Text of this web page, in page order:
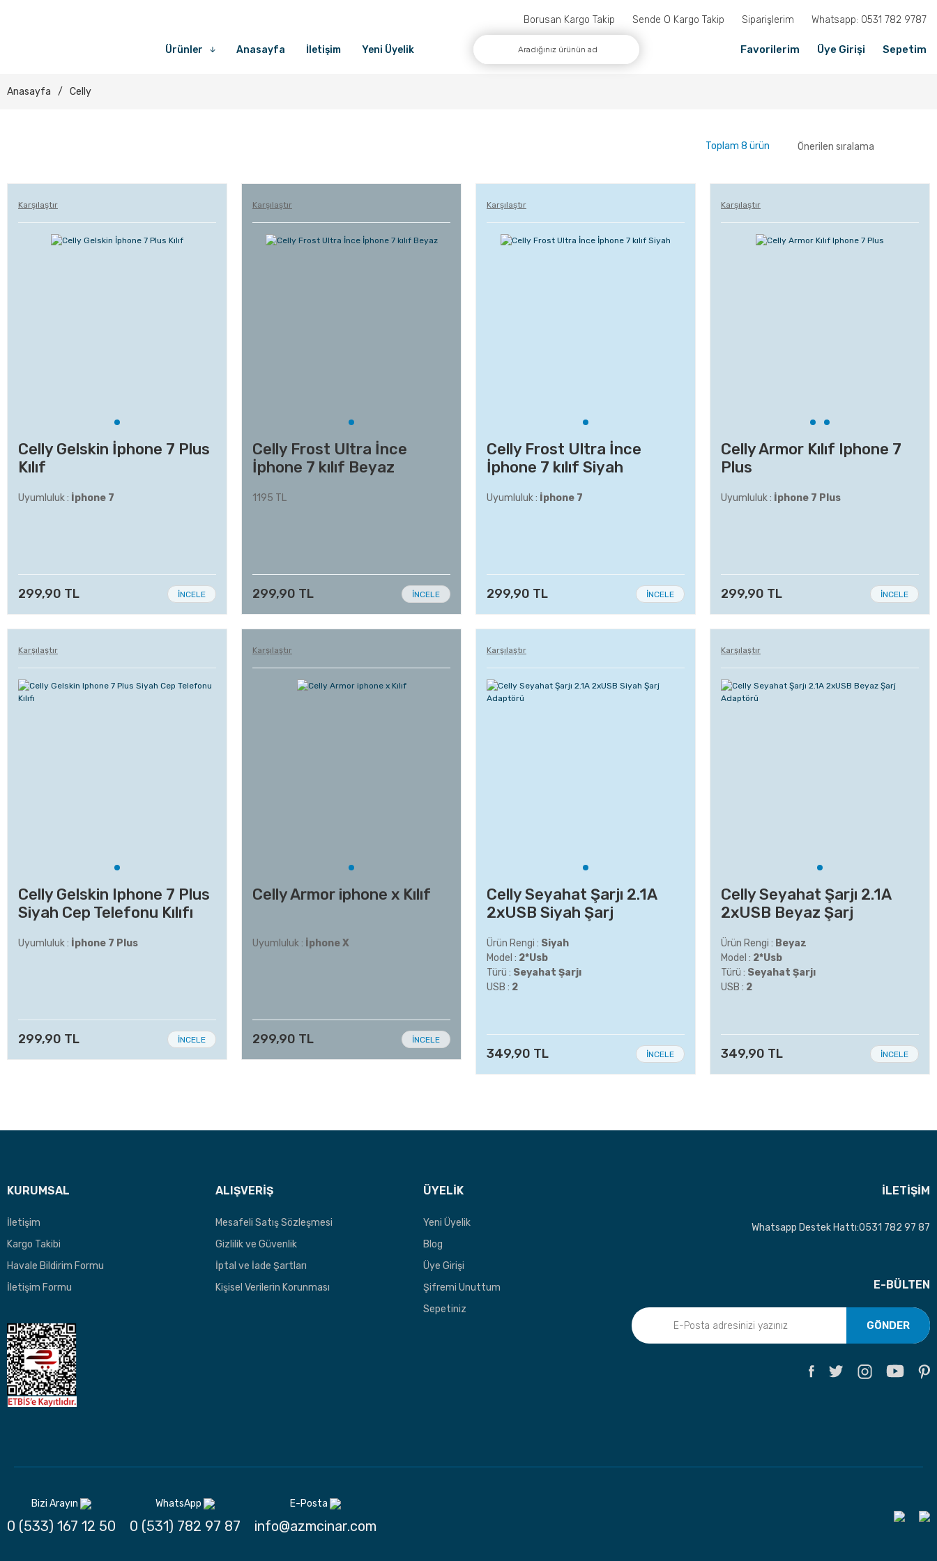
Borusan Kargo Takip Sende O Kargo Takip Siparişlerim Whatsapp: 0531 782 9787
Ürünler Anasayfa İletişim Yeni Üyelik Favorilerim Üye Girişi Sepetim
Anasayfa Celly
Toplam 8 ürün
Karşılaştır
Celly Gelskin İphone 7 Plus
Kılıf
Uyumluluk : İphone 7
299,90 TL İNCELE
Karşılaştır
Celly Frost Ultra İnce
İphone 7 kılıf Beyaz
1195 TL
299,90 TL İNCELE
Karşılaştır
Celly Frost Ultra İnce
İphone 7 kılıf Siyah
Uyumluluk : İphone 7
299,90 TL İNCELE
Karşılaştır
Celly Armor Kılıf Iphone 7
Plus
Uyumluluk : İphone 7 Plus
299,90 TL İNCELE
Karşılaştır
Celly Gelskin Iphone 7 Plus
Siyah Cep Telefonu Kılıfı
Uyumluluk : İphone 7 Plus
299,90 TL İNCELE
Karşılaştır
Celly Armor iphone x Kılıf
Uyumluluk : İphone X
299,90 TL İNCELE
Karşılaştır
Celly Seyahat Şarjı 2.1A
2xUSB Siyah Şarj
Ürün Rengi : Siyah
Model : 2*Usb
Türü : Seyahat Şarjı
USB : 2
349,90 TL İNCELE
Karşılaştır
Celly Seyahat Şarjı 2.1A
2xUSB Beyaz Şarj
Ürün Rengi : Beyaz
Model : 2*Usb
Türü : Seyahat Şarjı
USB : 2
349,90 TL İNCELE
KURUMSAL
İletişim
Kargo Takibi
Havale Bildirim Formu
İletişim Formu
ALIŞVERİŞ
Mesafeli Satış Sözleşmesi
Gizlilik ve Güvenlik
İptal ve İade Şartları
Kişisel Verilerin Korunması
ÜYELİK
Yeni Üyelik
Blog
Üye Girişi
Şifremi Unuttum
Sepetiniz
İLETİŞİM
Whatsapp Destek Hattı:0531 782 97 87
E-BÜLTEN
GÖNDER
Bizi Arayın
0 (533) 167 12 50
WhatsApp
0 (531) 782 97 87
E-Posta
info@azmcinar.com